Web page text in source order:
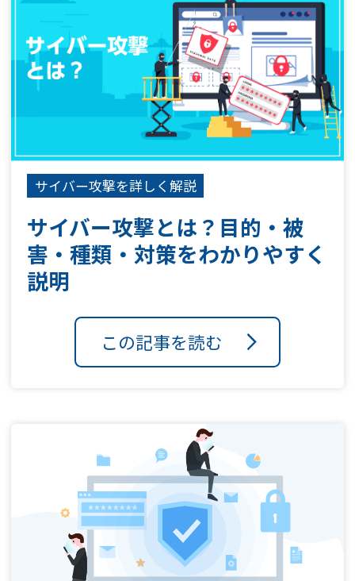
サイバー攻撃を詳しく解説
サイバー攻撃とは？目的・被
害・種類・対策をわかりやすく
説明
この記事を読む